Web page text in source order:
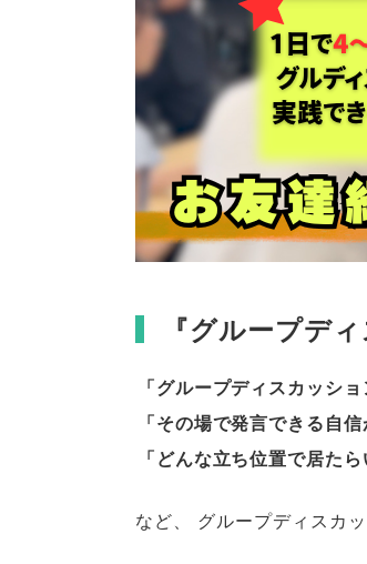
『グループデ
「グループディスカッシ
「その場で発言できる自
「どんな立ち位置で居た
など、 グループディスカ